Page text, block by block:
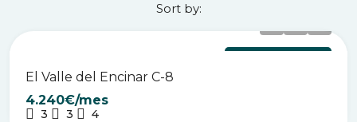
Sort by:
EL VALLE DEL ENCINAR
El Valle del Encinar C-8
4.240€/mes
3 3 4